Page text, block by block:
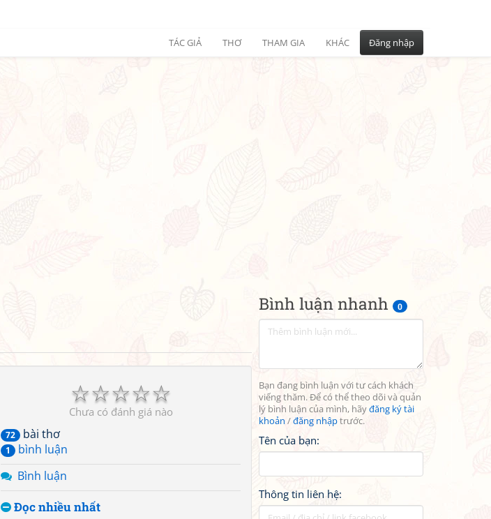
TÁC GIẢ THƠ THAM GIA KHÁC Đăng nhập
Bình luận nhanh 0
Bạn đang bình luận với tư cách khách
viếng thăm. Để có thể theo dõi và quản
lý bình luận của mình, hãyđăng ký tài
khoản /đăng nhậptrước.
Tên của bạn:
Thông tin liên hệ:
☆
☆
☆
☆
☆
Chưa có đánh giá nào
72 bài thơ
1
bình luận
Bình luận
Đọc nhiều nhất